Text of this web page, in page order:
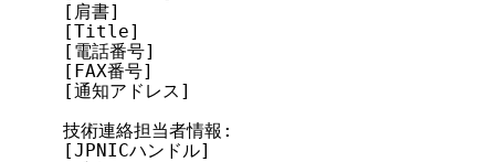
[肩書]
[Title]
[電話番号]
[FAX番号]
[通知アドレス]
技術連絡担当者情報:
[JPNICハンドル]